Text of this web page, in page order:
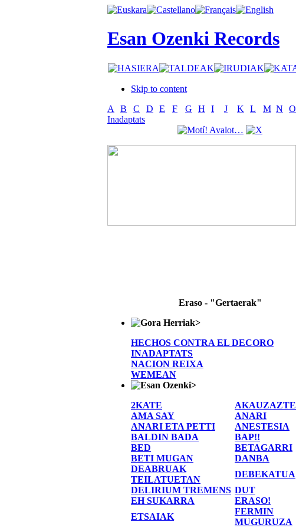
Esan Ozenki Records
Skip to content
A
B C D E F G H I J K L M N O
Inadaptats
Eraso - "Gertaerak"
>
HECHOS CONTRA EL DECORO
INADAPTATS
NACION REIXA
WEMEAN
>
2KATE
AKAUZAZTE
AMA SAY
ANARI
ANARI ETA PETTI
ANESTESIA
BALDIN BADA
BAP!!
BED
BETAGARRI
BETI MUGAN
DANBA
DEABRUAK
TEILATUETAN
DEBEKATUA
DELIRIUM TREMENS DUT
EH SUKARRA
ERASO!
ETSAIAK
FERMIN
MUGURUZA